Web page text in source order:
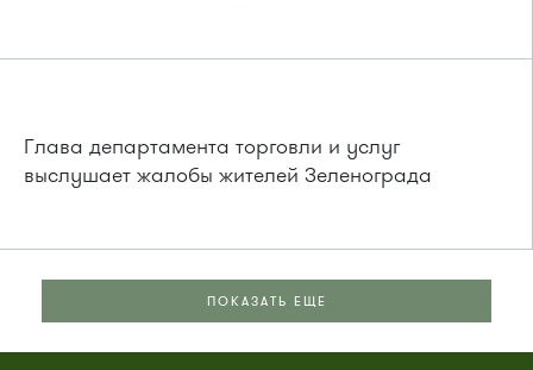
Глава департамента торговли и услуг
выслушает жалобы жителей Зеленограда
ПОКАЗАТЬ ЕЩЕ